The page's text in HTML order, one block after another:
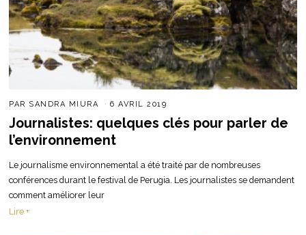
PAR SANDRA MIURA 6 AVRIL 2019
Journalistes: quelques clés pour parler de
l’environnement
Le journalisme environnemental a été traité par de nombreuses
conférences durant le festival de Perugia. Les journalistes se demandent
comment améliorer leur
Lire +